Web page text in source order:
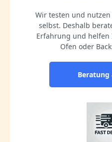
Wir testen und
selbst. Deshalb
Erfahrung und helfen
Ofen oder